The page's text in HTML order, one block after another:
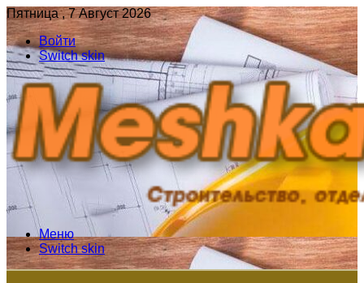
Пятница , 7 Август 2026
Войти
Switch skin
Меню
Switch skin